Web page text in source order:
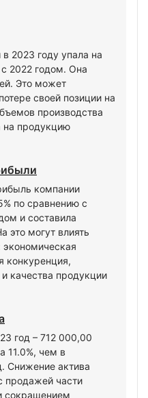
2023 году упала на
2022 годом. Она
Это может
своей позиции на
производства
на продукцию
компании
по сравнению с
и составила
это могут влиять
конкуренция,
качества продукции
год – 712 000,00
11.0%, чем в
Снижение актива
продажей части
сокращением